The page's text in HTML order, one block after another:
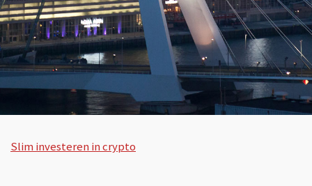
Slim investeren in crypto